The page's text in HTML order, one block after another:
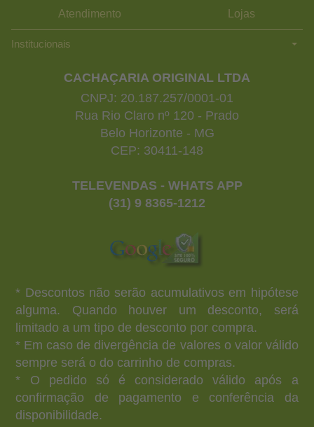
Atendimento Lojas
Institucionais
CACHAÇARIA ORIGINAL LTDA
CNPJ: 20.187.257/0001-01
Rua Rio Claro nº 120 - Prado
Belo Horizonte - MG
CEP: 30411-148
TELEVENDAS - WHATS APP
(31) 9 8365-1212
* Descontos não serão acumulativos em hipótese
alguma. Quando houver um desconto, será
limitado a um tipo de desconto por compra.
* Em caso de divergência de valores o valor válido
sempre será o do carrinho de compras.
* O pedido só é considerado válido após a
confirmação de pagamento e conferência da
disponibilidade.